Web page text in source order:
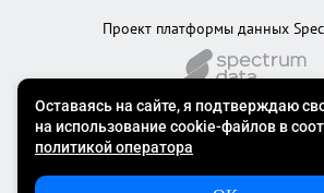
©2012 - 2026Официальный сервис
Проект платформы данных